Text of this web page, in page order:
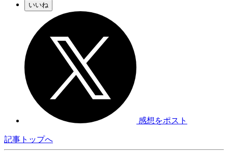
いいね
感想をポスト
記事トップへ